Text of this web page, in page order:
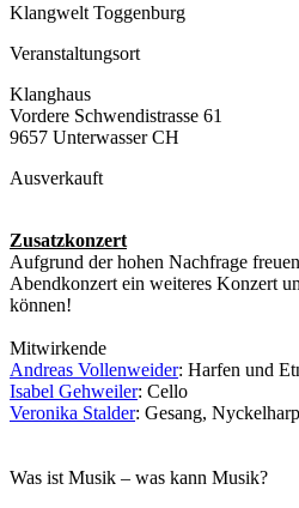
Klangwelt Toggenburg
Veranstaltungsort
Klanghaus
Vordere Schwendistrasse 61
9657 Unterwasser CH
Ausverkauft
Zusatzkonzert
Aufgrund der hohen Nachfrage
Abendkonzert ein weiteres Konzert
können!
Mitwirkende
Andreas Vollenweider: Harfen und
Isabel Gehweiler: Cello
Veronika Stalder: Gesang,
Was ist Musik – was kann Musik?